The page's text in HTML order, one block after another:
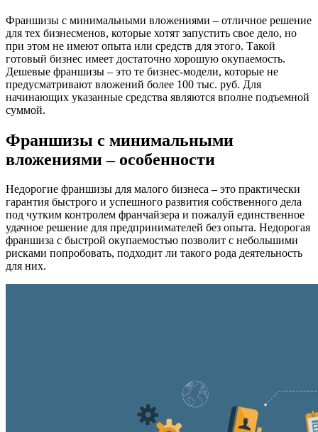
Франшизы с минимальными вложениями – отличное решение
для тех бизнесменов, которые хотят запустить свое дело, но
при этом не имеют опыта или средств для этого. Такой
готовый бизнес имеет достаточно хорошую окупаемость.
Дешевые франшизы – это те бизнес-модели, которые не
предусматривают вложений более 100 тыс. руб. Для
начинающих указанные средства являются вполне подъемной
суммой.
Франшизы с минимальными
вложениями – особенности
Недорогие франшизы для малого бизнеса–это практически
гарантия быстрого и успешного развития собственного дела
под чутким контролем франчайзера и пожалуй единственное
удачное решение для предпринимателей без опыта. Недорогая
франшиза с быстрой окупаемостью позволит с небольшими
рисками попробовать, подходит ли такого рода деятельность
для них.